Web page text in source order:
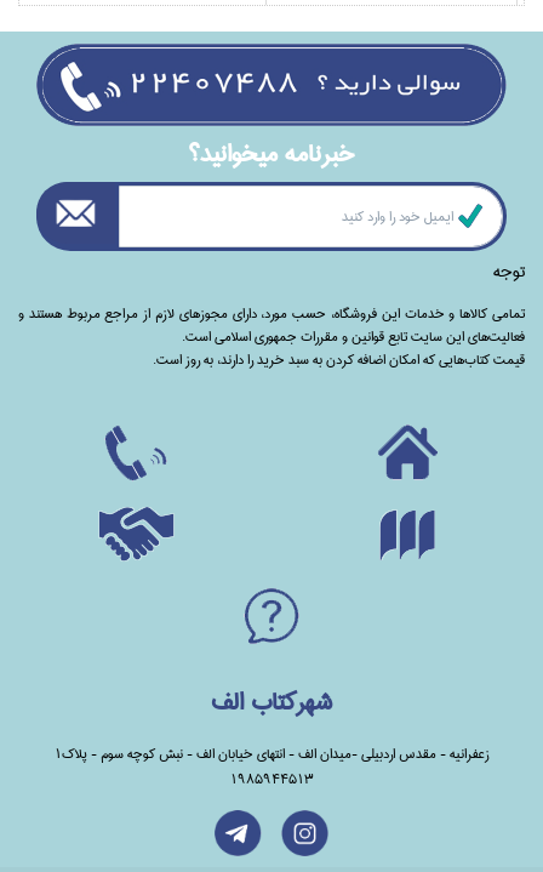
خبرنامه ميخوانيد؟
توجه
تمامی‌ کالاها و خدمات این فروشگاه، حسب مورد،‌ دارای مجوزهای لازم از مراجع مربوط هستند ‌و‌‌
فعالیت‌های این سایت تابع قوانین و مقررات جمهوری اسلامی است.
قیمت کتاب‌هایی که امکان اضافه کردن به سبد خرید را دارند،‌ به روز است.
شهرکتاب الف
زعفرانیه - مقدس اردبیلی -میدان الف - انتهای خیابان الف - نبش کوچه سوم - پلاک1
1985944513